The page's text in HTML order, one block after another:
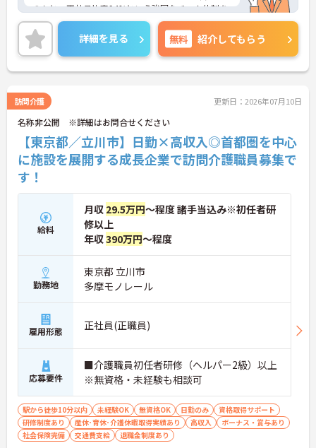
のもと、正社員比率94%という強固なチーム体制を
構築しています。介護福祉士資格手当や年2回の評価
面談など、専門資格と成果が収入に直結する仕組み
が整っています。夜勤なしの完全週休2日制（曜日固
定）を採用し、日々の記録業務はスマートフォンで
完結するため、施設勤務特有の不規則なシフトや煩
定期的な面談で不安を解消できるフォロー体制もあ
り、介護福祉士としてサ責や管理者への着実なキャ
リアアップを目指す有資格者の方に推奨できる環境
です。
★おすすめPOINT★
【夜勤なし・曜日固定の休日で、身体への負担を抑
えた働き方が実現できます】
しないため、生活リズムを整えながら健康的に働き
続けることができます
・完全週休2日制（曜日固定）を採用していること
により、先々の予定が立てやすくプライベートの時
【専門資格を活かした収入アップと明確なキャリア
形成が期待できます】
・介護福祉士資格手当が支給されるほか、年2回の
評価面談で個人の頑張りが給与に還元される仕組み
が整っています
・サービス提供責任者や管理者へのキャリアアップ
も目指せます
スを軽減できます】
・記録票の提出やシフト確認をすべてスマートフォ
ンで行えるため、手書きの書類作成や事業所への移
動の手間が省けケア業務に集中できます
詳細を見る 無料 紹介してもらう
訪問介護 更新日：2026年07月10日
名称非公開 ※詳細はお問合せください
【東京都／立川市】日勤×高収入◎首都圏を中心
に施設を展開する成長企業で訪問介護職員募集で
す！
給料
月収 29.5万円～程度 諸手当込み※初任者研
修以上
年収390万円～程度
勤務地
東京都 立川市
多摩モノレール
雇用形態 正社員(正職員)
応募要件
■介護職員初任者研修（ヘルパー2級）以上
※無資格・未経験も相談可
駅から徒歩10分以内 未経験OK 無資格OK 日勤のみ
資格取得サポート
研修制度あり
産休･育休･介護休暇取得実績あり 高収入
ボーナス・賞与あり
社会保険完備
交通費支給 退職金制度あり